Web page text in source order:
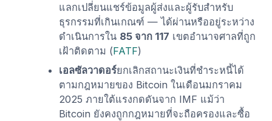
แลกเปลี่ยนแชร์ข้อมูลผู้ส่งและผู้รับสำหรับ
ธุรกรรมที่เกินเกณฑ์ — ได้ผ่านหรืออยู่ระหว่าง
ดำเนินการใน 85 จาก 117 เขตอำนาจศาลที่ถูก
เฝ้าติดตาม (FATF)
เอลซัลวาดอร์ยกเลิกสถานะเงินที่ชำระหนี้ได้
ตามกฎหมายของ Bitcoin ในเดือนมกราคม
2025 ภายใต้แรงกดดันจาก IMF แม้ว่า
Bitcoin ยังคงถูกกฎหมายที่จะถือครองและซื้อ